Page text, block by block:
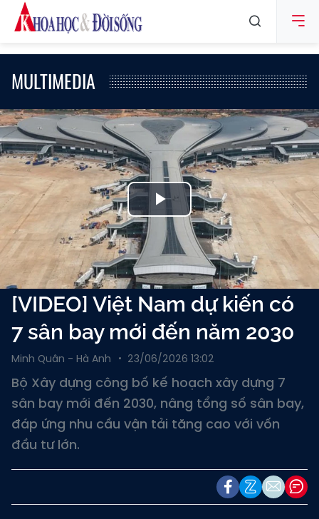
MULTIMEDIA
Play
Video
[VIDEO] Việt Nam dự kiến có
7 sân bay mới đến năm 2030
Minh Quân - Hà Anh 23/06/2026 13:02
Bộ Xây dựng công bố kế hoạch xây dựng 7
sân bay mới đến 2030, nâng tổng số sân bay,
đáp ứng nhu cầu vận tải tăng cao với vốn
đầu tư lớn.